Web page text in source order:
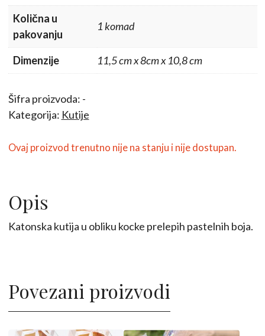
Količna u
pakovanju
1 komad
Dimenzije 11,5 cm x 8cm x 10,8 cm
Šifra proizvoda: -
Kategorija: Kutije
Ovaj proizvod trenutno nije na stanju i nije dostupan.
Opis
Katonska kutija u obliku kocke prelepih pastelnih boja.
Povezani proizvodi